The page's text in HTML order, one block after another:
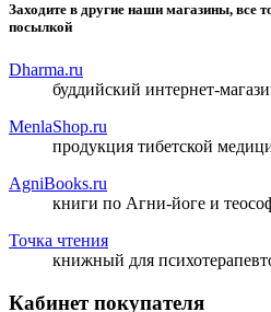
Заходите в другие наши магазины, все
посылкой
Dharma.ru
буддийский интернет-
MenlaShop.ru
продукция тибетской
AgniBooks.ru
книги по Агни-йоге и
Точка чтения
книжный для
Кабинет покупателя